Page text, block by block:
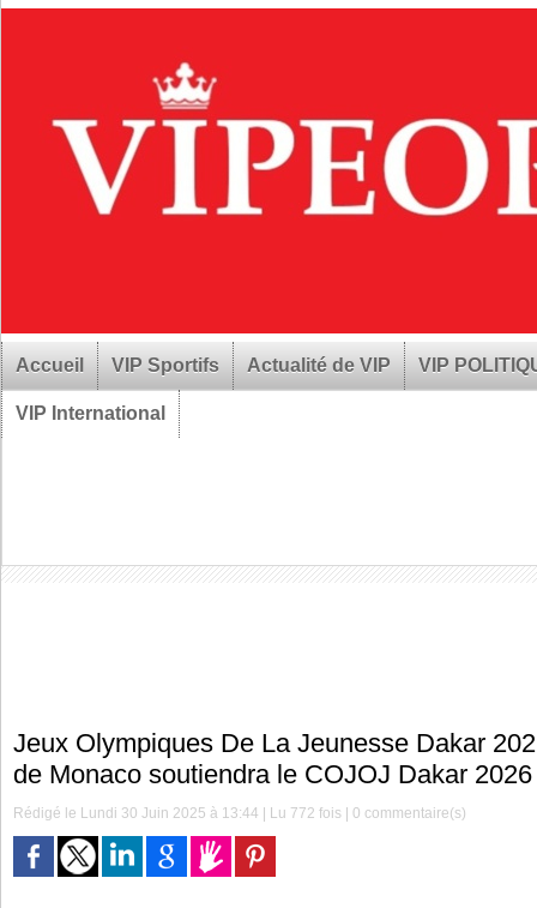
Accueil VIP Sportifs Actualité de VIP VIP
VIP International
Jeux Olympiques De La Jeunesse Dakar
de Monaco soutiendra le COJOJ Dakar 2026
Rédigé le Lundi 30 Juin 2025 à 13:44 | Lu 772 fois |0 commentaire(s)